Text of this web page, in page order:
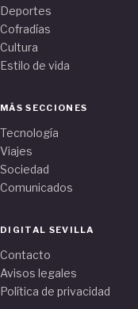
Deportes
Cofradías
Cultura
Estilo de vida
MÁS SECCIONES
Tecnología
Viajes
Sociedad
Comunicados
DIGITAL SEVILLA
Contacto
Avisos legales
Política de privacidad